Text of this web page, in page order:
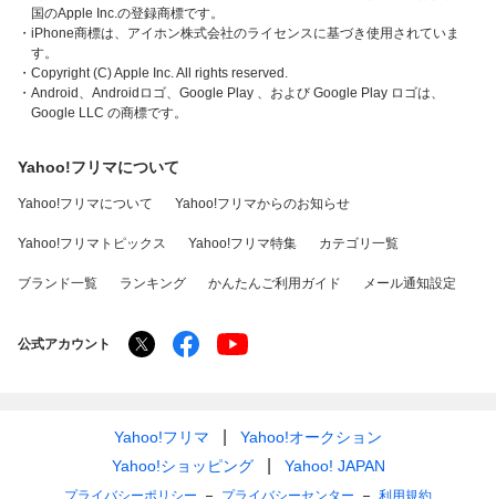
国のApple Inc.の登録商標です。
・iPhone商標は、アイホン株式会社のライセンスに基づき使用されていま
す。
・Copyright (C) Apple Inc. All rights reserved.
・Android、Androidロゴ、Google Play 、および Google Play ロゴは、
Google LLC の商標です。
Yahoo!フリマについて
Yahoo!フリマについて Yahoo!フリマからのお知らせ
Yahoo!フリマトピックス Yahoo!フリマ特集 カテゴリ一覧
ブランド一覧 ランキング かんたんご利用ガイド メール通知設定
公式アカウント
Yahoo!フリマ
Yahoo!オークション
Yahoo!ショッピング
Yahoo! JAPAN